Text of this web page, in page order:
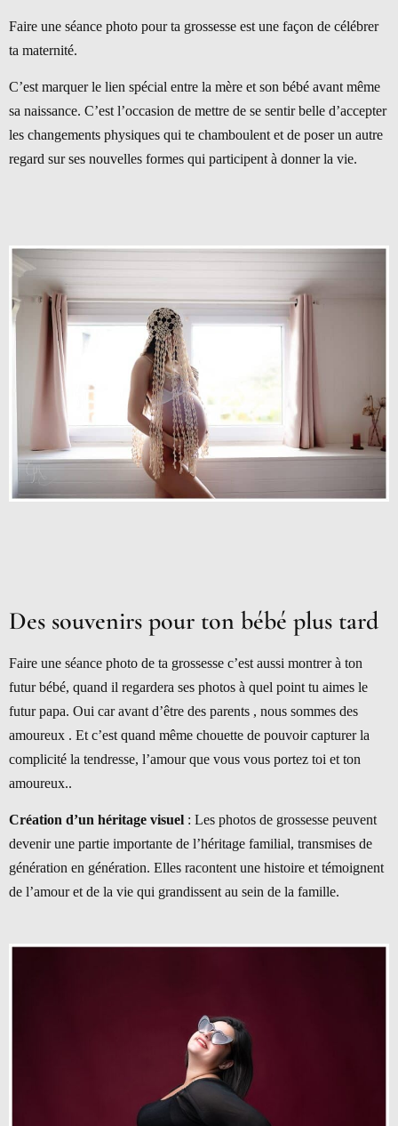
Faire une séance photo pour ta grossesse est une façon de célébrer
ta maternité.
C’est marquer le lien spécial entre la mère et son bébé avant même
sa naissance. C’est l’occasion de mettre de se sentir belle d’accepter
les changements physiques qui te chamboulent et de poser un autre
regard sur ses nouvelles formes qui participent à donner la vie.
Des souvenirs pour ton bébé plus tard
Faire une séance photo de ta grossesse c’est aussi montrer à ton
futur bébé, quand il regardera ses photos à quel point tu aimes le
futur papa. Oui car avant d’être des parents , nous sommes des
amoureux . Et c’est quand même chouette de pouvoir capturer la
complicité la tendresse, l’amour que vous vous portez toi et ton
amoureux..
Création d’un héritage visuel : Les photos de grossesse peuvent
devenir une partie importante de l’héritage familial, transmises de
génération en génération. Elles racontent une histoire et témoignent
de l’amour et de la vie qui grandissent au sein de la famille.